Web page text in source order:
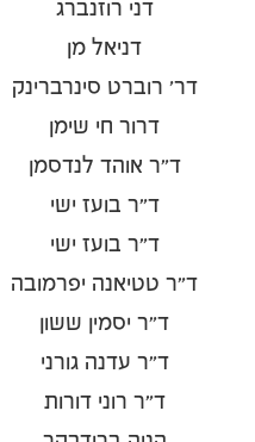
דני רוזנברג
דניאל מן
דר' רוברט סינרברינק
דרור חי שימן
ד״ר אוהד לנדסמן
ד״ר בועז ישי
ד״ר בועז ישי
ד״ר טטיאנה יפרמובה
ד״ר יסמין ששון
ד״ר עדנה גורני
ד״ר רוני דורות